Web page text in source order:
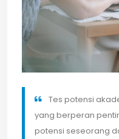
Tes potensi
yang berperan
potensi seseorang